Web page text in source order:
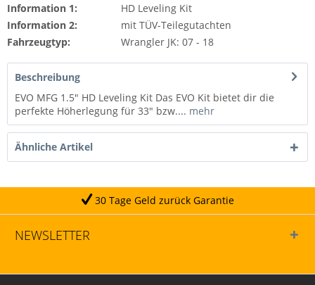
Information 1:
HD Leveling Kit
Information 2:
mit TÜV-Teilegutachten
Fahrzeugtyp:
Wrangler JK: 07 - 18
Beschreibung
EVO MFG 1.5" HD Leveling Kit Das EVO Kit bietet dir die
perfekte Höherlegung für 33" bzw.... mehr
Ähnliche Artikel
Geld zurück Garantie
NEWSLETTER